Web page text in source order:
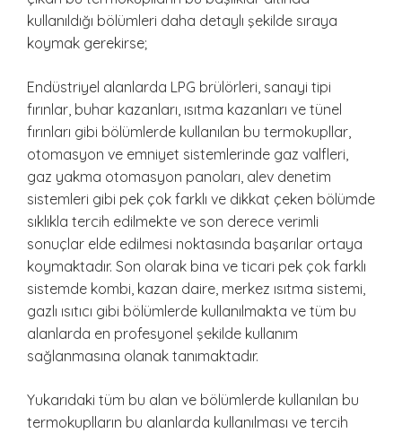
kullanıldığı bölümleri daha detaylı şekilde sıraya
koymak gerekirse;
Endüstriyel alanlarda LPG brülörleri, sanayi tipi
fırınlar, buhar kazanları, ısıtma kazanları ve tünel
fırınları gibi bölümlerde kullanılan bu termokupllar,
otomasyon ve emniyet sistemlerinde gaz valfleri,
gaz yakma otomasyon panoları, alev denetim
sistemleri gibi pek çok farklı ve dikkat çeken bölümde
sıklıkla tercih edilmekte ve son derece verimli
sonuçlar elde edilmesi noktasında başarılar ortaya
koymaktadır. Son olarak bina ve ticari pek çok farklı
sistemde kombi, kazan daire, merkez ısıtma sistemi,
gazlı ısıtıcı gibi bölümlerde kullanılmakta ve tüm bu
alanlarda en profesyonel şekilde kullanım
sağlanmasına olanak tanımaktadır.
Yukarıdaki tüm bu alan ve bölümlerde kullanılan bu
termokuplların bu alanlarda kullanılması ve tercih